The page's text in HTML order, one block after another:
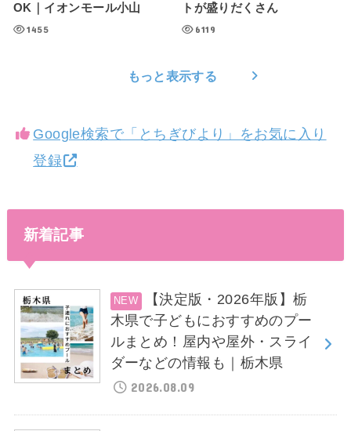
OK｜イオンモール小山
1455
トが盛りだくさん
6119
もっと表示する
Google検索で「とちぎびより」をお気に入り
登録
新着記事
【決定版・2026年版】栃
木県で子どもにおすすめのプー
ルまとめ！屋内や屋外・スライ
ダーなどの情報も｜栃木県
2026.08.09